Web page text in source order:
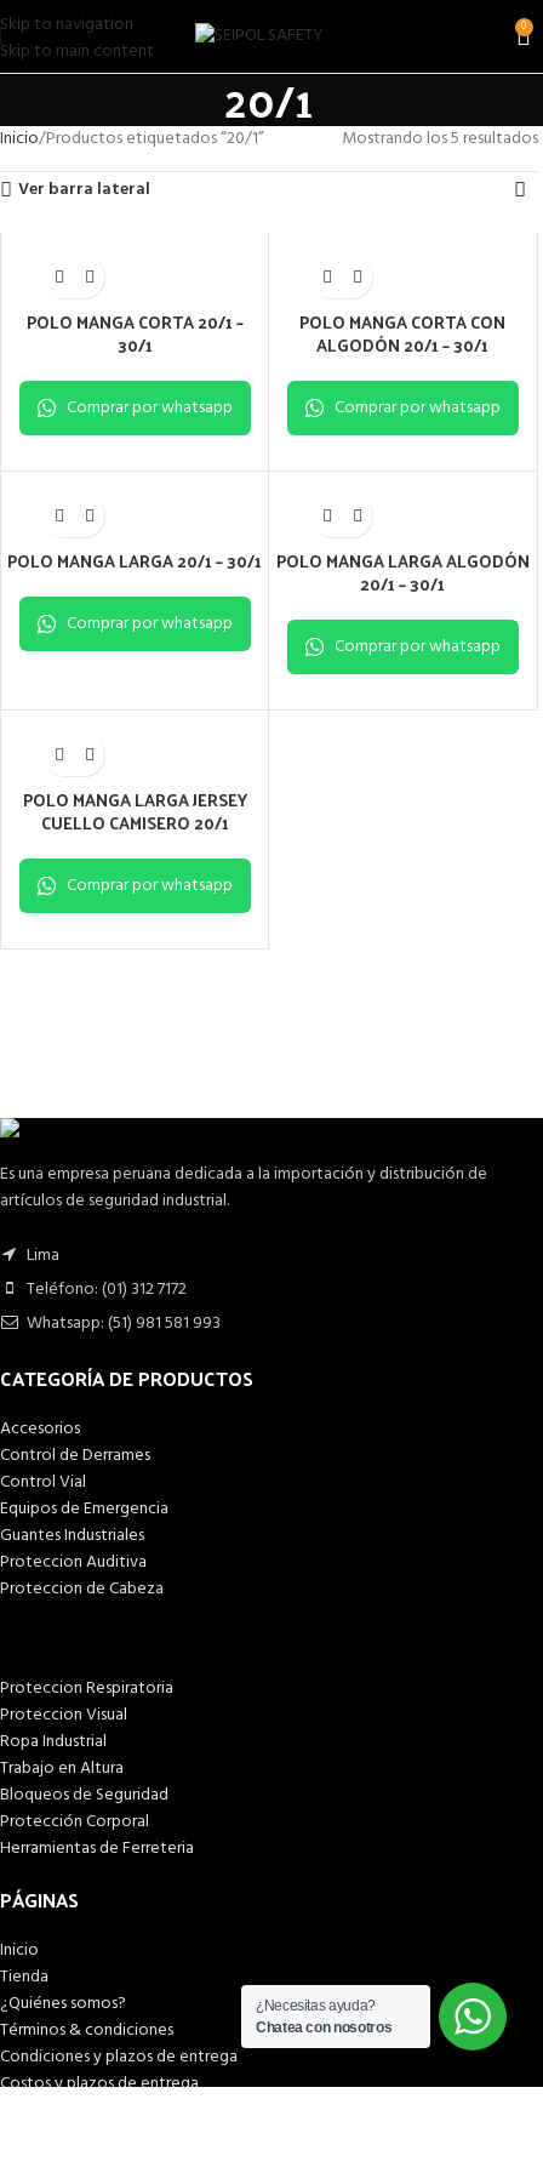
Skip to navigation
Skip to main content
0
20/1
Inicio Productos etiquetados “20/1”
Mostrando los 5 resultados
Ver barra lateral
POLO MANGA CORTA 20/1 –
30/1
Comprar por whatsapp
POLO MANGA CORTA CON
ALGODÓN 20/1 – 30/1
Comprar por whatsapp
POLO MANGA LARGA 20/1 – 30/1
Comprar por whatsapp
POLO MANGA LARGA ALGODÓN
20/1 – 30/1
Comprar por whatsapp
POLO MANGA LARGA JERSEY
CUELLO CAMISERO 20/1
Comprar por whatsapp
Es una empresa peruana dedicada a la importación y distribución de
artículos de seguridad industrial.
Lima
Teléfono: (01) 312 7172
Whatsapp: (51) 981 581 993
CATEGORÍA DE PRODUCTOS
Accesorios
Control de Derrames
Control Vial
Equipos de Emergencia
Guantes Industriales
Proteccion Auditiva
Proteccion de Cabeza
Proteccion Respiratoria
Proteccion Visual
Ropa Industrial
Trabajo en Altura
Bloqueos de Seguridad
Protección Corporal
Herramientas de Ferreteria
PÁGINAS
Inicio
Tienda
¿Quiénes somos?
Términos & condiciones
Condiciones y plazos de entrega
Costos y plazos de entrega
¿Necesitas ayuda?
Chatea con nosotros